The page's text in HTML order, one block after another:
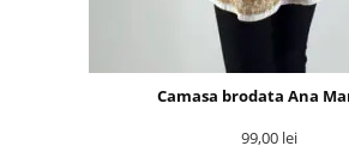
Camasa brodata Ana
99,00 lei